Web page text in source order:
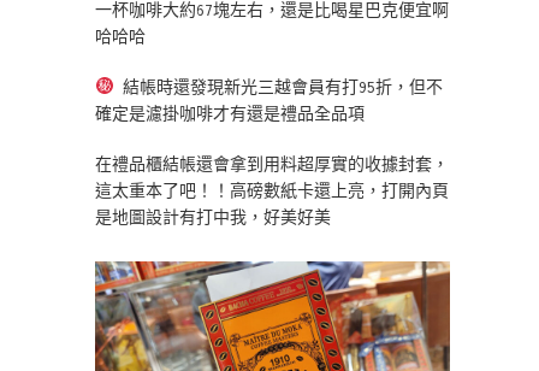
一杯咖啡大約67塊左右，還是比喝星巴克便宜啊
哈哈哈
結帳時還發現新光三越會員有打95折，但不
確定是濾掛咖啡才有還是禮品全品項
在禮品櫃結帳還會拿到用料超厚實的收據封套，
這太重本了吧！！高磅數紙卡還上亮，打開內頁
是地圖設計有打中我，好美好美